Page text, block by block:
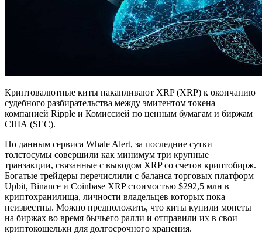
Криптовалютные киты накапливают XRP (XRP) к окончанию
судебного разбирательства между эмитентом токена
компанией Ripple и Комиссией по ценным бумагам и биржам
США (SEC).
По данным сервиса Whale Alert, за последние сутки
толстосумы совершили как минимум три крупные
транзакции, связанные с выводом XRP со счетов криптобирж.
Богатые трейдеры перечислили с баланса торговых платформ
Upbit, Binance и Coinbase XRP стоимостью $292,5 млн в
криптохранилища, личности владельцев которых пока
неизвестны. Можно предположить, что киты купили монеты
на биржах во время бычьего ралли и отправили их в свои
криптокошельки для долгосрочного хранения.